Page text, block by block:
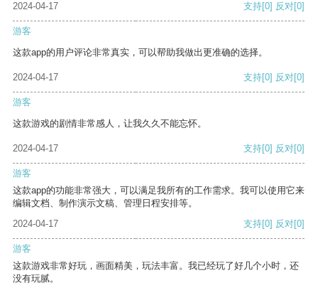
2024-04-17 支持[0] 反对[0]
游客
这款app的用户评论非常真实，可以帮助我做出更准确的选择。
2024-04-17 支持[0] 反对[0]
游客
这款游戏的剧情非常感人，让我久久不能忘怀。
2024-04-17 支持[0] 反对[0]
游客
这款app的功能非常强大，可以满足我所有的工作需求。我可以使用它来
编辑文档、制作演示文稿、管理日程安排等。
2024-04-17
支持[0] 反对[0]
游客
这款游戏非常好玩，画面精美，玩法丰富。我已经玩了好几个小时，还
没有玩腻。